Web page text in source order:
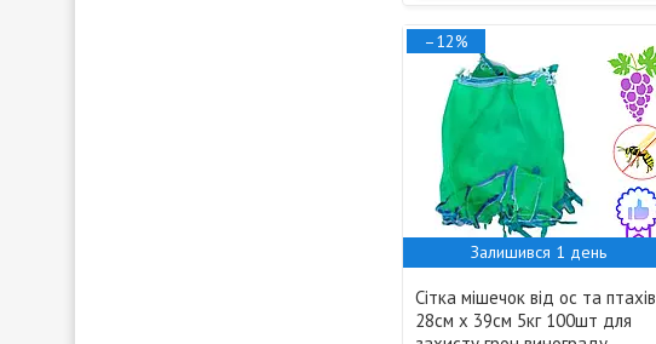
–12%
Залишився 1 день
Сітка мішечок від ос та птахів
28см х 39см 5кг 100шт для